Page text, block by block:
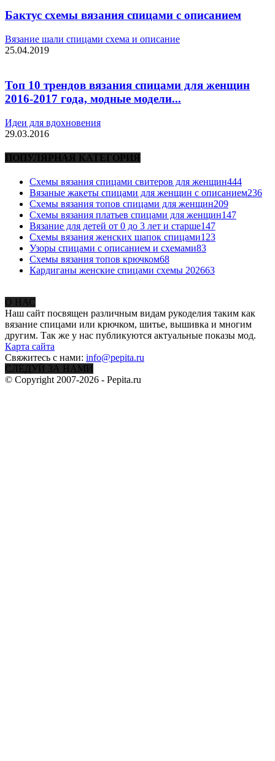
Бактус схемы вязания спицами с описанием
Вязание шали спицами схема и описание
25.04.2019
Топ 10 трендов вязания спицами для женщин
2016-2017 года, модные модели...
Идеи для вдохновения
29.03.2016
ПОПУЛЯРНАЯ КАТЕГОРИЯ
Схемы вязания спицами свитеров для женщин444
Вязаные жакеты спицами для женщин с описанием236
Схемы вязания топов спицами для женщин209
Схемы вязания платьев спицами для женщин147
Вязание для детей от 0 до 3 лет и старше147
Схемы вязания женских шапок спицами123
Узоры спицами с описанием и схемами83
Схемы вязания топов крючком68
Кардиганы женские спицами схемы 202663
О НАС
Наш сайт посвящен различным видам рукоделия таким как
вязание спицами или крючком, шитье, вышивка и многим
другим. Так же у нас публикуются актуальные показы мод.
Карта сайта
Свяжитесь с нами: info@pepita.ru
СЛЕДУЙ ЗА НАМИ
© Copyright 2007-2026 - Pepita.ru